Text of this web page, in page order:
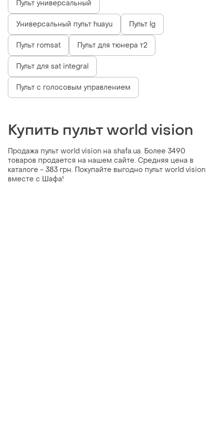
Пульт универсальный
Универсальный пульт huayu Пульт lg
Пульт romsat Пульт для тюнера т2
Пульт для sat integral
Пульт с голосовым управлением
Купить пульт world vision
Продажа пульт world vision на shafa.ua. Более 3490
товаров продается на нашем сайте. Средняя цена в
каталоге - 383 грн. Покупайте выгодно пульт world vision
вместе с Шафа!